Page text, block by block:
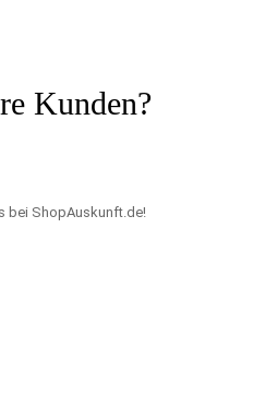
Kunden?
bei ShopAuskunft.de!